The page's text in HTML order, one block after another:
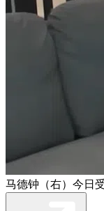
马德钟（右）今日